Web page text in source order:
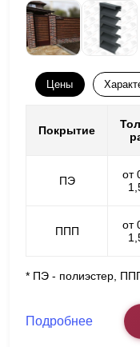
Цены
Покрытие
ПЭ
от
ППП
от
* ПЭ - полиэстер,
Подробнее